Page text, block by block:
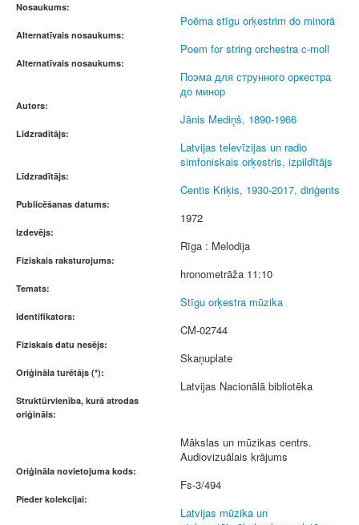
Nosaukums:
Poēma stīgu orķestrim do minorā
Alternatīvais nosaukums:
Poem for string orchestra c-moll
Alternatīvais nosaukums:
Поэма для струнного оркестра
до минор
Autors:
Jānis Mediņš, 1890-1966
Līdzradītājs:
Latvijas televīzijas un radio
simfoniskais orķestris, izpildītājs
Līdzradītājs:
Centis Kriķis, 1930-2017, diriģents
Publicēšanas datums:
1972
Izdevējs:
Rīga : Melodija
Fiziskais raksturojums:
hronometrāža 11:10
Temats:
Stīgu orķestra mūzika
Identifikators:
CM-02744
Fiziskais datu nesējs:
Skaņuplate
Oriģināla turētājs (*):
Latvijas Nacionālā bibliotēka
Struktūrvienība, kurā atrodas
oriģināls:
Mākslas un mūzikas centrs.
Audiovizuālais krājums
Oriģināla novietojuma kods:
Fs-3/494
Pieder kolekcijai:
Latvijas mūzika un